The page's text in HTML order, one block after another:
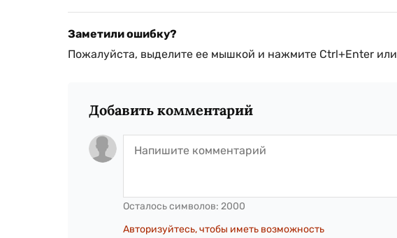
Заметили ошибку?
Пожалуйста, выделите ее мышкой и нажмите Ctrl+Enter или
Добавить комментарий
Осталось символов: 2000
Авторизуйтесь, чтобы иметь возможность